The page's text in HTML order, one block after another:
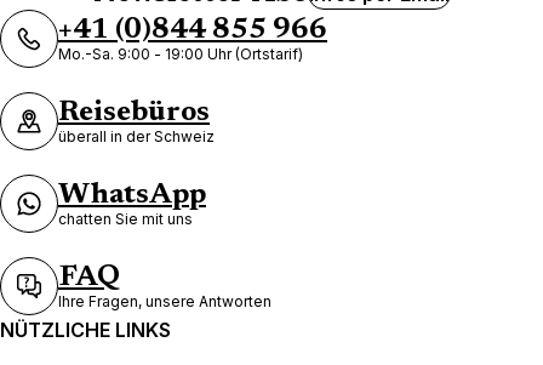
+41 (0)844 855 966
Mo.-Sa. 9:00 - 19:00 Uhr (Ortstarif)
Reisebüros
überall in der Schweiz
WhatsApp
chatten Sie mit uns
FAQ
Ihre Fragen, unsere Antworten
NÜTZLICHE LINKS